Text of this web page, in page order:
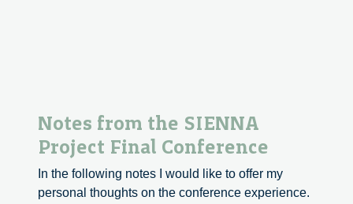
Notes from the SIENNA
Project Final Conference
In the following notes I would like to offer my
personal thoughts on the conference experience.